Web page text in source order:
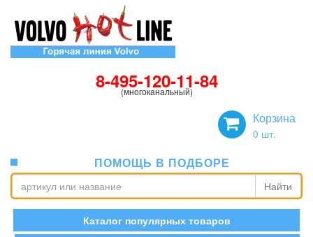
8-495-120-11-84
(многоканальный)
Корзина
0 шт.
ПОМОЩЬ В ПОДБОРЕ
Найти
Каталог популярных товаров